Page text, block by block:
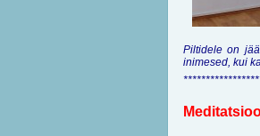
Piltidele on
inimesed, kui